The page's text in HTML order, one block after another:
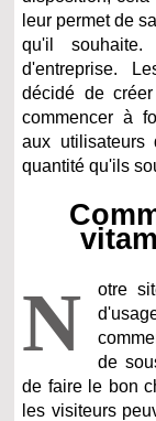
leur permet de
qu'il
d'entreprise.
décidé de
commencer à
aux utilisateurs
quantité qu'ils
N
otre
de
de faire le bon
les visiteurs